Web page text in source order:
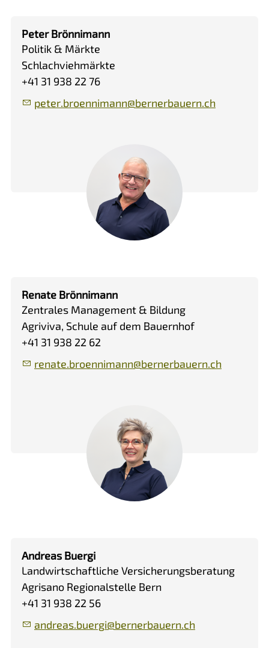
Peter Brönnimann
Politik & Märkte
Schlachviehmärkte
+41 31 938 22 76
p t r br nn m nn b rn rb rn ch
Renate Brönnimann
Zentrales Management & Bildung
Agriviva, Schule auf dem Bauernhof
+41 31 938 22 62
r n t br nn m nn b rn rb rn ch
Andreas Buergi
Landwirtschaftliche Versicherungsberatung
Agrisano Regionalstelle Bern
+41 31 938 22 56
ndr
s b rg b rn rb rn ch